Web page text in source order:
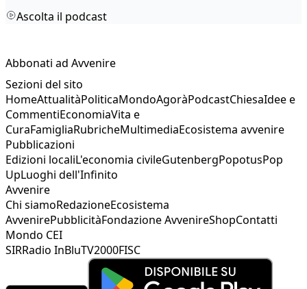
Ascolta il podcast
Abbonati ad Avvenire
Sezioni del sito
HomeAttualitàPoliticaMondoAgoràPodcastChiesaIdee e
CommentiEconomiaVita e
CuraFamigliaRubricheMultimediaEcosistema avvenire
Pubblicazioni
Edizioni localiL'economia civileGutenbergPopotusPop
UpLuoghi dell'Infinito
Avvenire
Chi siamoRedazioneEcosistema
AvvenirePubblicitàFondazione AvvenireShopContatti
Mondo CEI
SIRRadio InBluTV2000FISC